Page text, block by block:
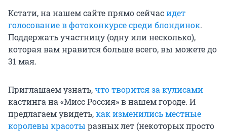
Кстати, на нашем сайте прямо сейчасидет
голосование в фотоконкурсе среди блондинок.
Поддержать участницу (одну или несколько),
которая вам нравится больше всего, вы можете до
31 мая.
Приглашаем узнать,что творится за кулисами
кастинга на «Мисс Россия» в нашем городе. И
предлагаем увидеть,как изменились местные
королевы красоты разных лет (некоторых просто